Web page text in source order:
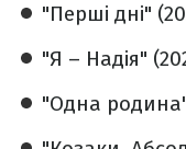
"Перші дні"
"Я – Надія"
"Одна